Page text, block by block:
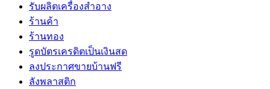
รับผลิตเครื่องสำอาง
ร้านค้า
ร้านทอง
รูดบัตรเครดิตเป็นเงินสด
ลงประกาศขายบ้านฟรี
ลังพลาสติก